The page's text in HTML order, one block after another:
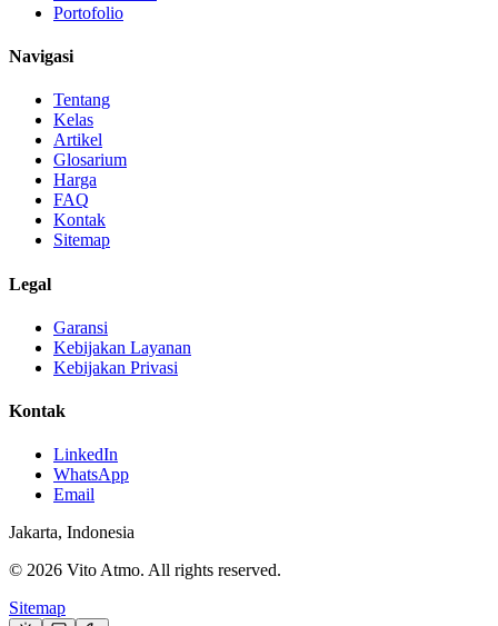
Portofolio
Navigasi
Tentang
Kelas
Artikel
Glosarium
Harga
FAQ
Kontak
Sitemap
Legal
Garansi
Kebijakan Layanan
Kebijakan Privasi
Kontak
LinkedIn
WhatsApp
Email
Jakarta, Indonesia
© 2026 Vito Atmo. All rights reserved.
Sitemap